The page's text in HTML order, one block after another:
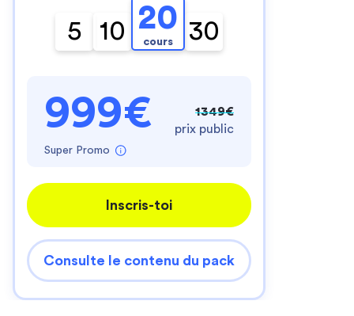
5 10 20
cours 30
999€
Super Promo
1349€
prix public
Inscris-toi
Consulte le contenu du pack